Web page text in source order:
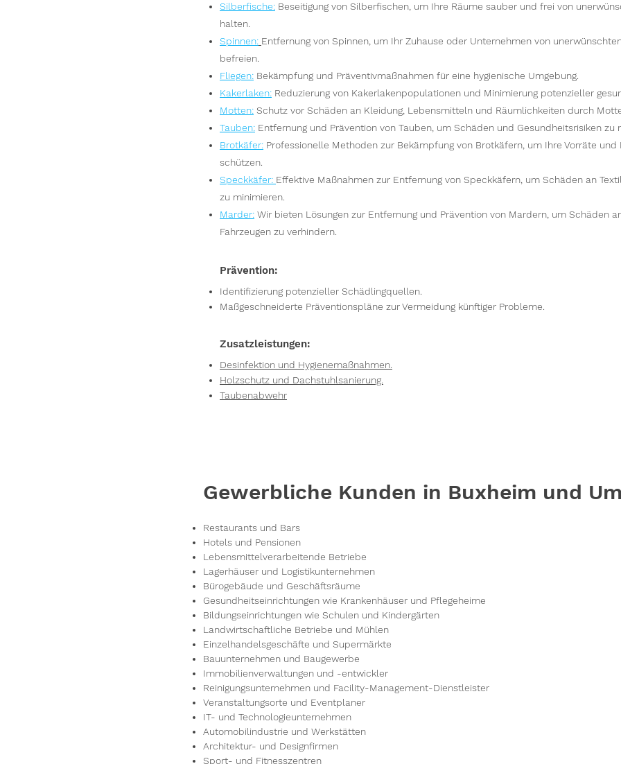
Silberfische: Beseitigung von Silberfischen, um Ihre Räume sauber und frei von
halten.
Spinnen: Entfernung von Spinnen, um Ihr Zuhause oder Unternehmen von
befreien.
Fliegen: Bekämpfung und Präventivmaßnahmen für eine hygienische Umgebung.
Kakerlaken: Reduzierung von Kakerlakenpopulationen und Minimierung potenzieller
Motten: Schutz vor Schäden an Kleidung, Lebensmitteln und Räumlichkeiten durch
Tauben: Entfernung und Prävention von Tauben, um Schäden und Gesundheitsrisiken zu
Brotkäfer: Professionelle Methoden zur Bekämpfung von Brotkäfern, um Ihre Vorräte
schützen.
Speckkäfer: Effektive Maßnahmen zur Entfernung von Speckkäfern, um Schäden an
zu minimieren.
Marder: Wir bieten Lösungen zur Entfernung und Prävention von Mardern, um Schäden
Fahrzeugen zu verhindern.
Prävention:
Identifizierung potenzieller Schädlingquellen.
Maßgeschneiderte Präventionspläne zur Vermeidung künftiger Probleme.
Zusatzleistungen:
Desinfektion und Hygienemaßnahmen.
Holzschutz und Dachstuhlsanierung.
Taubenabwehr
Gewerbliche Kunden in Buxheim und
Restaurants und Bars
Hotels und Pensionen
Lebensmittelverarbeitende Betriebe
Lagerhäuser und Logistikunternehmen
Bürogebäude und Geschäftsräume
Gesundheitseinrichtungen wie Krankenhäuser und Pflegeheime
Bildungseinrichtungen wie Schulen und Kindergärten
Landwirtschaftliche Betriebe und Mühlen
Einzelhandelsgeschäfte und Supermärkte
Bauunternehmen und Baugewerbe
Immobilienverwaltungen und -entwickler
Reinigungsunternehmen und Facility-Management-Dienstleister
Veranstaltungsorte und Eventplaner
IT- und Technologieunternehmen
Automobilindustrie und Werkstätten
Architektur- und Designfirmen
Sport- und Fitnesszentren